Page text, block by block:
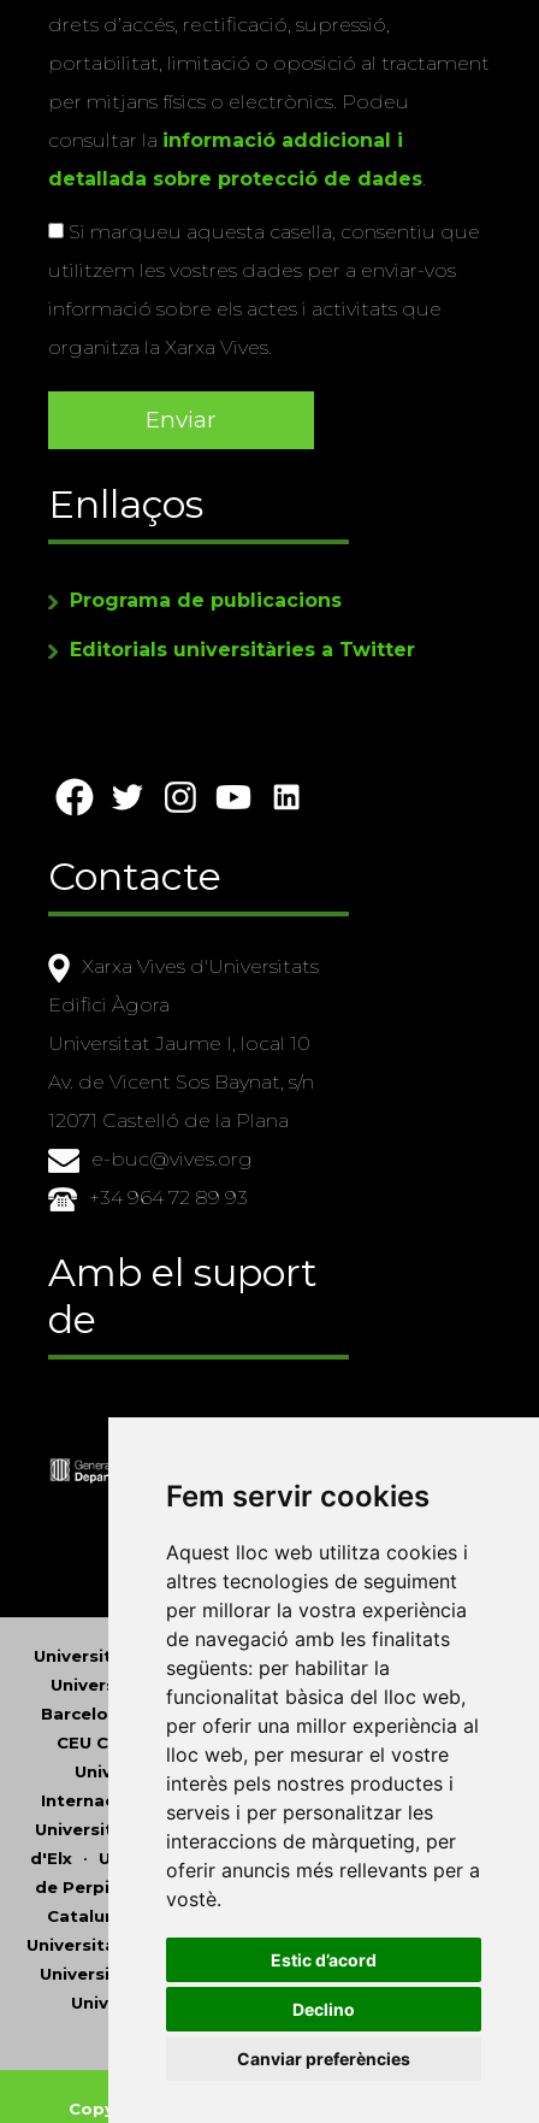
Fem servir cookies
Aquest lloc web utilitza cookies i
altres tecnologies de seguiment
per millorar la vostra experiència
de navegació amb les finalitats
següents: per habilitar la
funcionalitat bàsica del lloc web,
per oferir una millor experiència al
lloc web, per mesurar el vostre
interès pels nostres productes i
serveis i per personalitzar les
interaccions de màrqueting, per
oferir anuncis més rellevants per a
vostè.
Estic d’acord
Declino
Canviar preferències
drets d’accés, rectificació, supressió,
portabilitat, limitació o oposició al tractament
per mitjans físics o electrònics. Podeu
consultar la informació addicional i
detallada sobre protecció de dades.
Si marqueu aquesta casella, consentiu que
utilitzem les vostres dades per a enviar-vos
informació sobre els actes i activitats que
organitza la Xarxa Vives.
Enllaços
Programa de publicacions
Editorials universitàries a Twitter
Contacte
Xarxa Vives d'Universitats
Edifici Àgora
Universitat Jaume I, local 10
Av. de Vicent Sos Baynat, s/n
12071 Castelló de la Plana
e-buc@vives.org
+34 964 72 89 93
Amb el suport
de
Universitat Abat Oliba CEU
Universitat d'Andorra
•
Universitat Autònoma de
Barcelona
Universitat de Barcelona
Universitat
CEU Cardenal Herrera
Universitat de Girona
Universitat de les Illes Balears
Internacional de Catalunya
Universitat Jaume I
Universitat de Lleida
Universitat Miguel Hernández
d'Elx• Universitat Oberta de Catalunya •Universitat
de Perpinyà Via Domitia
Universitat Politècnica de
Catalunya
Universitat Pompeu Fabra
Universitat Ramon Llull
Universitat Rovira i Virgili
• Universitat de Sàsser
Universitat de València
•Universitat de Vic -
Universitat Central de Catalunya
Copyright © 2026